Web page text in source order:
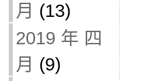
月 (13)
2019 年 四
月 (9)